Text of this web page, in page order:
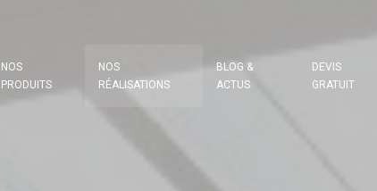
NOS
PRODUITS
NOS
RÉALISATIONS
BLOG &
ACTUS
DEVIS
GRATUIT